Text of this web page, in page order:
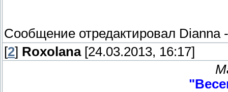
Сообщение отредактировал Dianna
[2] Roxolana[24.03.2013, 16:17]